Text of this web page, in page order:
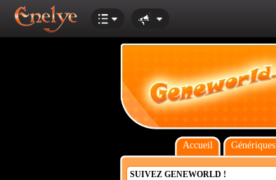
Accueil Génériques
SUIVEZ GENEWORLD !